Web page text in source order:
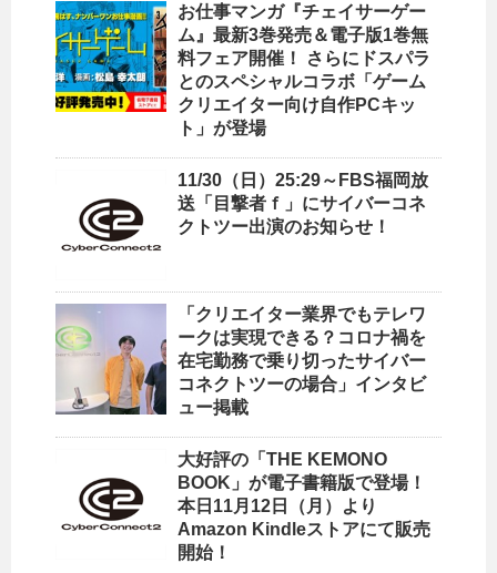
お仕事マンガ『チェイサーゲー
ム』最新3巻発売＆電子版1巻無
料フェア開催！ さらにドスパラ
とのスペシャルコラボ「ゲーム
クリエイター向け自作PCキッ
ト」が登場
11/30（日）25:29～FBS福岡放
送「目撃者ｆ」にサイバーコネ
クトツー出演のお知らせ！
「クリエイター業界でもテレワ
ークは実現できる？コロナ禍を
在宅勤務で乗り切ったサイバー
コネクトツーの場合」インタビ
ュー掲載
大好評の「THE KEMONO
BOOK」が電子書籍版で登場！
本日11月12日（月）より
Amazon Kindleストアにて販売
開始！